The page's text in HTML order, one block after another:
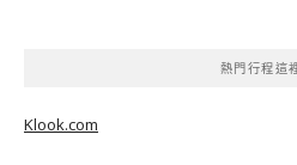
熱門行程這
Klook.com